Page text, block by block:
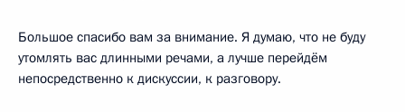
Большое спасибо вам за внимание. Я думаю, что не буду
утомлять вас длинными речами, а лучше перейдём
непосредственно к дискуссии, к разговору.